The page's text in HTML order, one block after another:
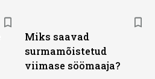
Miks saavad
surmamõistetud
viimase söömaaja?